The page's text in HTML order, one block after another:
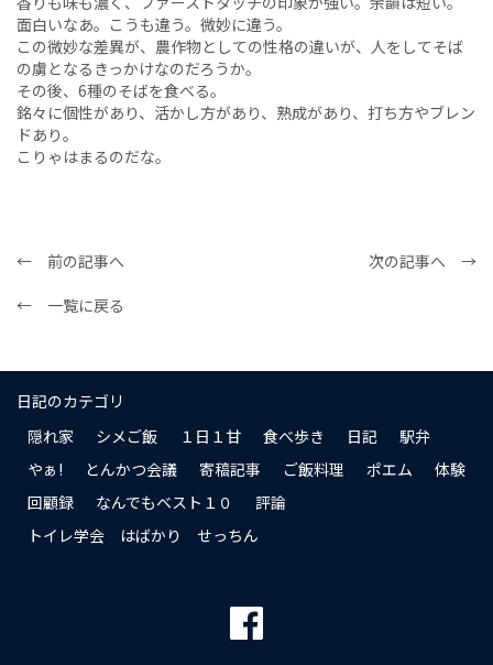
面白いなあ。こうも違う。微妙に違う。
この微妙な差異が、農作物としての性格の違いが、人をしてそば
の虜となるきっかけなのだろうか。
その後、6種のそばを食べる。
銘々に個性があり、活かし方があり、熟成があり、打ち方やブレン
ドあり。
こりゃはまるのだな。
← 前の記事へ
次の記事へ →
← 一覧に戻る
日記のカテゴリ
隠れ家
シメご飯 １日１甘 食べ歩き 日記
駅弁
やぁ!
とんかつ会議 寄稿記事 ご飯料理 ポエム
体験
回顧録
なんでもベスト１０
評論
トイレ学会 はばかり せっちん